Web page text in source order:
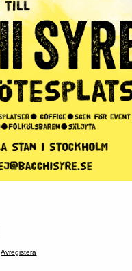
Avregistera